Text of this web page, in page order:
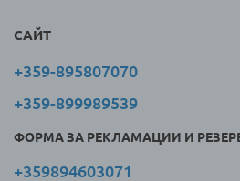
САЙТ
+359-895807070
+359-899989539
ФОРМА ЗА РЕКЛАМАЦИИ И
+359894603071